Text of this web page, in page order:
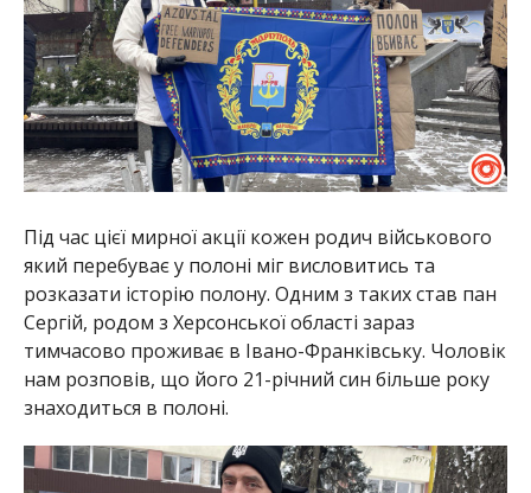
Під час цієї мирної акції кожен родич військового
який перебуває у полоні міг висловитись та
розказати історію полону. Одним з таких став пан
Сергій, родом з Херсонської області зараз
тимчасово проживає в Івано-Франківську. Чоловік
нам розповів, що його 21-річний син більше року
знаходиться в полоні.